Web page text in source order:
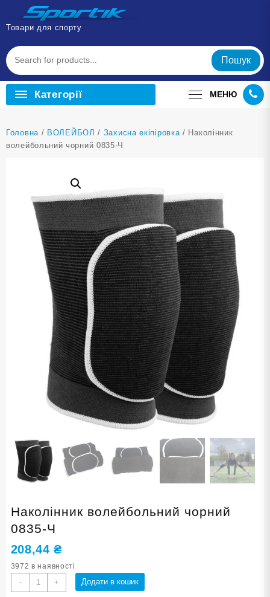
Перейти
вмісту
Товари для спорту
Пошук
Категорії МЕНЮ
Головна / ВОЛЕЙБОЛ / Захисна екіпіровка / Наколінник
волейбольний чорний 0835-Ч
Наколінник волейбольний чорний
0835-Ч
208,44₴
3972 в наявності
-
Наколінник
волейбольний
+ Додати в кошик